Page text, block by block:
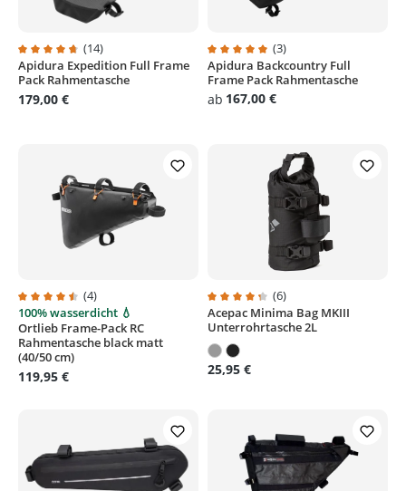
Durchschnittliche Bewertung von 4.6 von 5 Sternen
(14)
Apidura Expedition Full Frame
Pack Rahmentasche
179,00 €
Durchschnittliche Bewertung
(3)
Apidura Backcountry Full
Frame Pack Rahmentasche
ab 167,00 €
Durchschnittliche Bewertung von 4.5 von 5 Sternen
(4)
100% wasserdicht 💧
Ortlieb Frame-Pack RC
Rahmentasche black matt
(40/50 cm)
119,95 €
Durchschnittliche Bewertung
(6)
Acepac Minima Bag MKIII
Unterrohrtasche 2L
25,95 €